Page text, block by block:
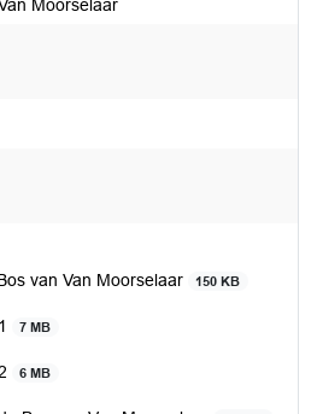
Moorselaar
van Van Moorselaar
150 KB
7 MB
6 MB